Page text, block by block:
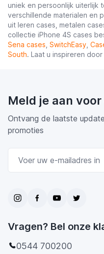
uniek en persoonlijk uiterlijk
verschillende materialen en
uit leren cases, metalen
collectie iPhone 4S cases
Sena cases SwitchEasy
South. Laat u inspireren
Meld je aan
Ontvang de laatste
promoties
Vragen? Bel onze
0544 700200